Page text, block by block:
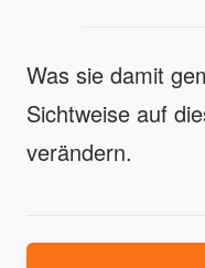
Was sie damit
Sichtweise auf
verändern.